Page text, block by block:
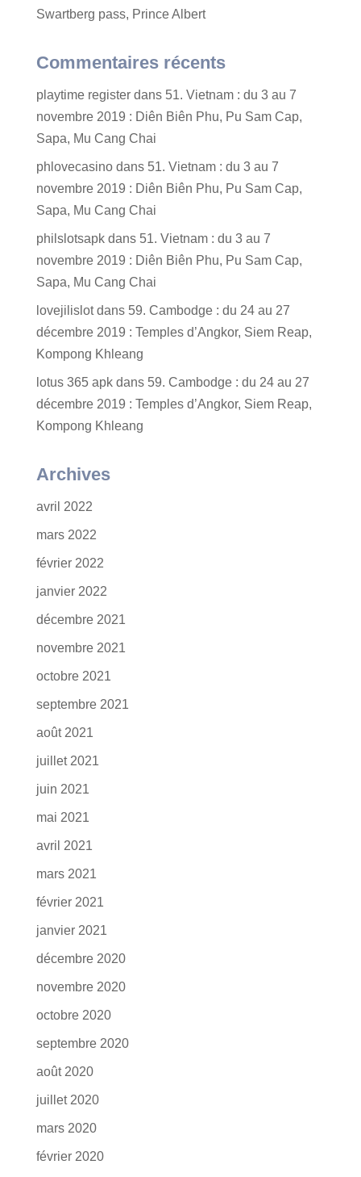
Swartberg pass, Prince Albert
Commentaires récents
playtime registerdans 51. Vietnam : du 3 au 7
novembre 2019 : Diên Biên Phu, Pu Sam Cap,
Sapa, Mu Cang Chai
phlovecasinodans 51. Vietnam : du 3 au 7
novembre 2019 : Diên Biên Phu, Pu Sam Cap,
Sapa, Mu Cang Chai
philslotsapkdans 51. Vietnam : du 3 au 7
novembre 2019 : Diên Biên Phu, Pu Sam Cap,
Sapa, Mu Cang Chai
lovejilislotdans 59. Cambodge : du 24 au 27
décembre 2019 : Temples d’Angkor, Siem Reap,
Kompong Khleang
lotus 365 apkdans 59. Cambodge : du 24 au 27
décembre 2019 : Temples d’Angkor, Siem Reap,
Kompong Khleang
Archives
avril 2022
mars 2022
février 2022
janvier 2022
décembre 2021
novembre 2021
octobre 2021
septembre 2021
août 2021
juillet 2021
juin 2021
mai 2021
avril 2021
mars 2021
février 2021
janvier 2021
décembre 2020
novembre 2020
octobre 2020
septembre 2020
août 2020
juillet 2020
mars 2020
février 2020